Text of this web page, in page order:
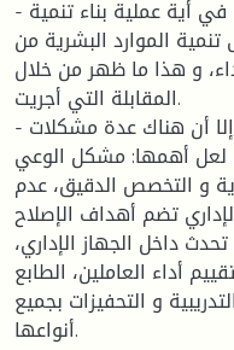
- إن الإصلاح الإداري هو متغير محوري في أية عملية بناء تنمية
الموارد البشرية من
و هذا ما ظهر من خلال
المقابلة التي أجريت.
- رغم توفر الإرادة السياسية للتغيير إلا أن هناك عدة مشكلات
لعل أهمها: مشكل الوعي
و التخصص الدقيق، عدم
تضم أهداف الإصلاح
داخل الجهاز الإداري،
أداء العاملين، الطابع
و التحفيزات بجميع
أنواعها.